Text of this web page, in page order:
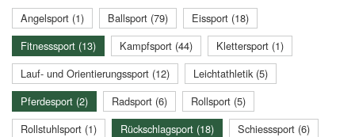
Angelsport (1) Ballsport (79)
Eissport (18)
Fitnesssport (13)
Kampfsport (44)
Klettersport (1)
Lauf- und Orientierungssport (12)
Leichtathletik (5)
Pferdesport (2)
Radsport (6)
Rollsport (5)
Rollstuhlsport (1)
Rückschlagsport (18)
Schiesssport (6)